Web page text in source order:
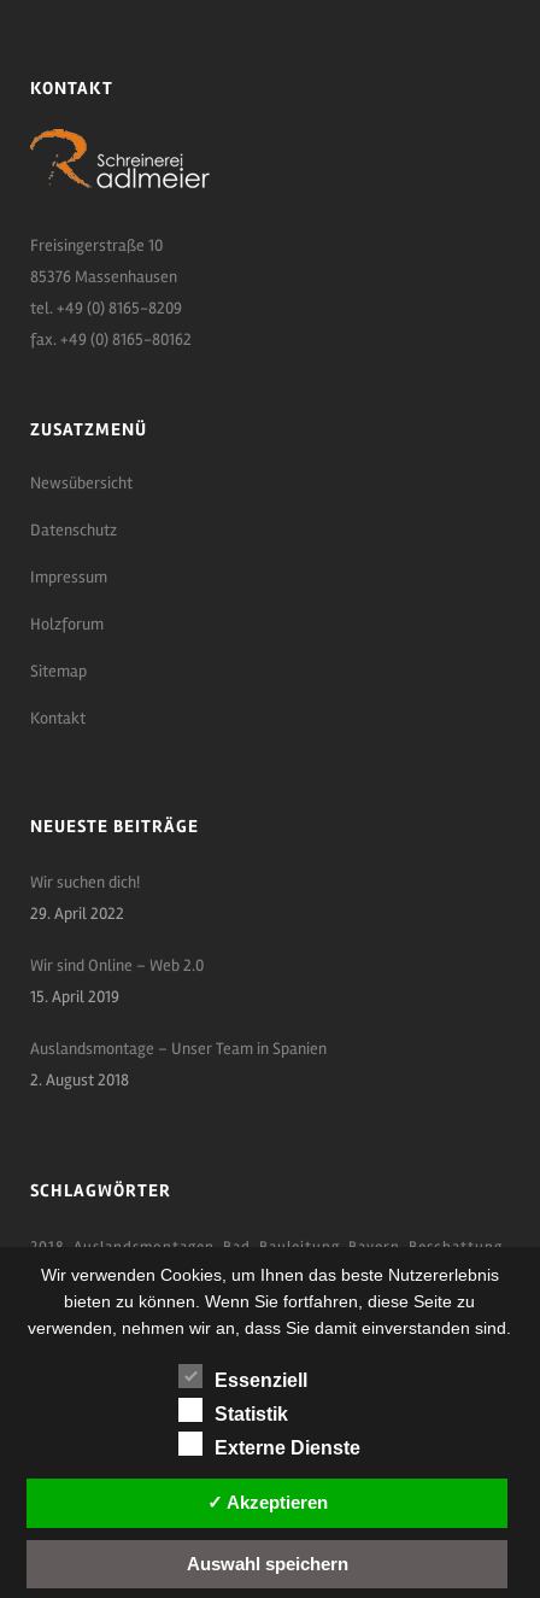
KONTAKT
Freisingerstraße 10
85376 Massenhausen
tel. +49 (0) 8165-8209
fax. +49 (0) 8165-80162
ZUSATZMENÜ
Newsübersicht
Datenschutz
Impressum
Holzforum
Sitemap
Kontakt
NEUESTE BEITRÄGE
Wir suchen dich!
29. April 2022
Wir sind Online – Web 2.0
15. April 2019
Auslandsmontage – Unser Team in Spanien
2. August 2018
SCHLAGWÖRTER
2018 Auslandsmontagen Bad Bauleitung Bayern
Beschattung
Durchführung Einzelstücke Fenster Flughafen
Handwerk
Schreiner Schreinerei
Stellenausschreibung Türen Website
Schreinerei Radlmeier GmbH| Design & Umsetzung -
Wir verwenden Cookies, um Ihnen das beste Nutzererlebnis
bieten zu können. Wenn Sie fortfahren, diese Seite zu
verwenden, nehmen wir an, dass Sie damit einverstanden sind.
Essenziell
Statistik
Externe Dienste
✓ Akzeptieren
Auswahl speichern